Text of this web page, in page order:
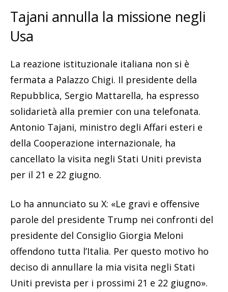
Tajani annulla la missione negli
Usa
La reazione istituzionale italiana non si è
fermata a Palazzo Chigi. Il presidente della
Repubblica, Sergio Mattarella, ha espresso
solidarietà alla premier con una telefonata.
Antonio Tajani, ministro degli Affari esteri e
della Cooperazione internazionale, ha
cancellato la visita negli Stati Uniti prevista
per il 21 e 22 giugno.
Lo ha annunciato su X: «Le gravi e offensive
parole del presidente Trump nei confronti del
presidente del Consiglio Giorgia Meloni
offendono tutta l’Italia. Per questo motivo ho
deciso di annullare la mia visita negli Stati
Uniti prevista per i prossimi 21 e 22 giugno».